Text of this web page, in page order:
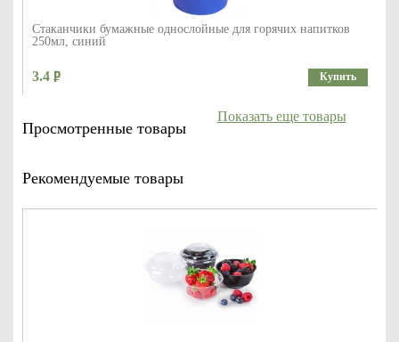
Стаканчики бумажные однослойные для горячих напитков
250мл, синий
3.4 Купить
Просмотренные товары
Рекомендуемые товары
Показать еще товары